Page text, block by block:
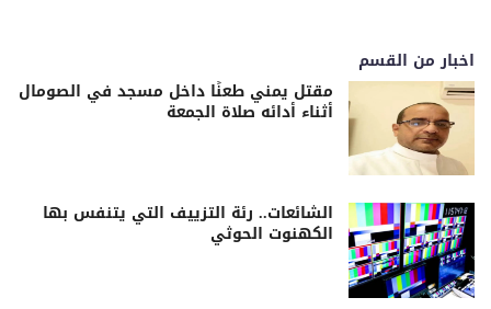
اخبار من القسم
مقتل يمني طعنًا داخل مسجد في الصومال
أثناء أدائه صلاة الجمعة
الشائعات.. رئة التزييف التي يتنفس بها
الكهنوت الحوثي